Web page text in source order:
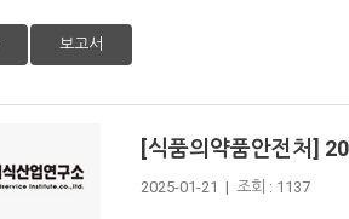
보고서
[식품의약품안전처]
2025-01-21 | 조회 : 1137